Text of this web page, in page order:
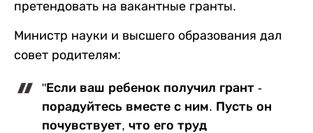
претендовать на вакантные гранты.
Министр науки и высшего образования дал
совет родителям:
"Если ваш ребенок получил грант -
порадуйтесь вместе с ним. Пусть он
почувствует, что его труд